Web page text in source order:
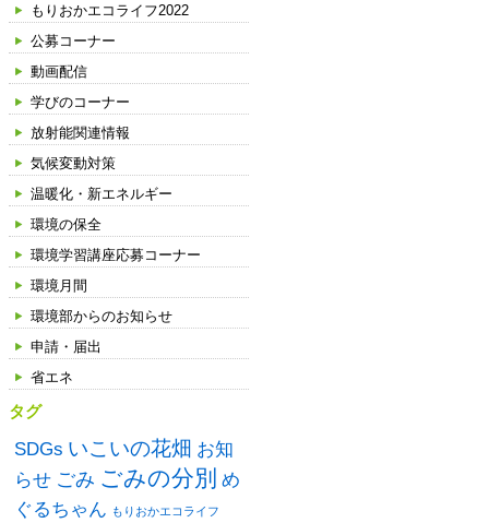
もりおかエコライフ2022
公募コーナー
動画配信
学びのコーナー
放射能関連情報
気候変動対策
温暖化・新エネルギー
環境の保全
環境学習講座応募コーナー
環境月間
環境部からのお知らせ
申請・届出
省エネ
タグ
SDGs いこいの花畑 お知
らせ ごみ ごみの分別 め
ぐるちゃん もりおかエコライフ